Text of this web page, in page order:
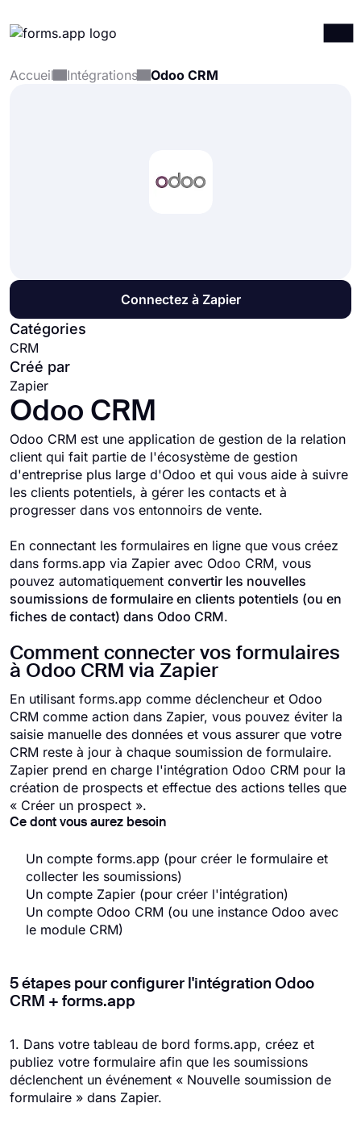
Produits
Accueil Intégrations Odoo CRM
Connectez à Zapier
Catégories
CRM
Créé par
Zapier
Odoo CRM
Odoo CRM est une application de gestion de la relation
client qui fait partie de l'écosystème de gestion
d'entreprise plus large d'Odoo et qui vous aide à suivre
les clients potentiels, à gérer les contacts et à
progresser dans vos entonnoirs de vente.
En connectant les formulaires en ligne que vous créez
dans forms.app via Zapier avec Odoo CRM, vous
pouvez automatiquement convertir les nouvelles
soumissions de formulaire en clients potentiels (ou en
fiches de contact) dans Odoo CRM.
Comment connecter vos formulaires
à Odoo CRM via Zapier
En utilisant forms.app comme déclencheur et Odoo
CRM comme action dans Zapier, vous pouvez éviter la
saisie manuelle des données et vous assurer que votre
CRM reste à jour à chaque soumission de formulaire.
Zapier prend en charge l'intégration Odoo CRM pour la
création de prospects et effectue des actions telles que
« Créer un prospect ».
Ce dont vous aurez besoin
Un compte forms.app (pour créer le formulaire et
collecter les soumissions)
Un compte Zapier (pour créer l'intégration)
Un compte Odoo CRM (ou une instance Odoo avec
le module CRM)
5 étapes pour configurer l'intégration Odoo
CRM + forms.app
1. Dans votre tableau de bord forms.app, créez et
publiez votre formulaire afin que les soumissions
déclenchent un événement « Nouvelle soumission de
formulaire » dans Zapier.